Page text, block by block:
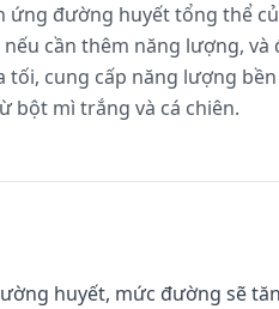
đường huyết tổng thể
cần thêm năng lượng,
cung cấp năng lượng
bột mì trắng và cá chiên.
huyết, mức đường sẽ